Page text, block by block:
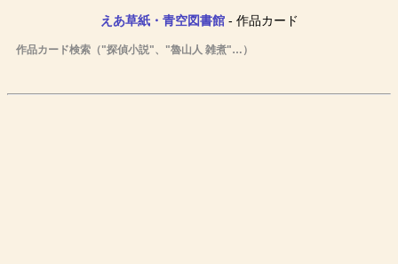
えあ草紙・青空図書館- 作品カード
作品カード検索（"探偵小説"、"魯山人 雑煮"…）